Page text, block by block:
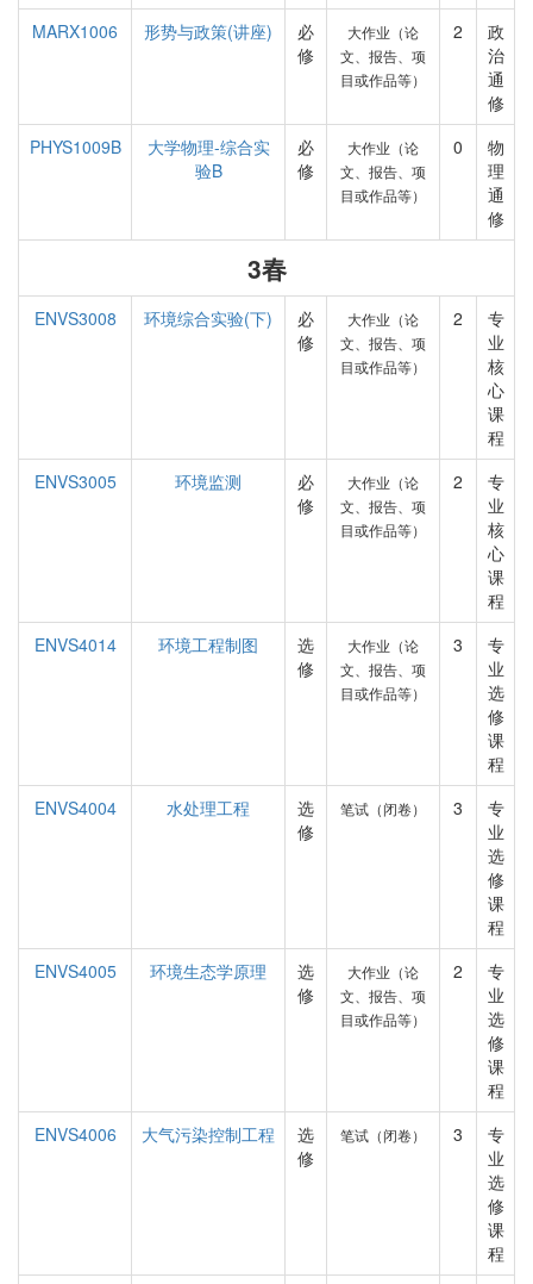
MARX1006
形势与政策(讲座)
必
修
大作业（论
文、报告、项
目或作品等）
2
政
治
通
修
PHYS1009B
大学物理-综合实
验B
必
修
大作业（论
文、报告、项
目或作品等）
0
物
理
通
修
3春
ENVS3008 环境综合实验(下)
必
修
大作业（论
文、报告、项
目或作品等）
2
专
业
核
心
课
程
ENVS3005
环境监测
必
修
大作业（论
文、报告、项
目或作品等）
2
专
业
核
心
课
程
ENVS4014
环境工程制图
选
修
大作业（论
文、报告、项
目或作品等）
3
专
业
选
修
课
程
ENVS4004
水处理工程
选
修
笔试（闭卷） 3
专
业
选
修
课
程
ENVS4005
环境生态学原理
选
修
大作业（论
文、报告、项
目或作品等）
2
专
业
选
修
课
程
ENVS4006
大气污染控制工程
选
修
笔试（闭卷） 3
专
业
选
修
课
程